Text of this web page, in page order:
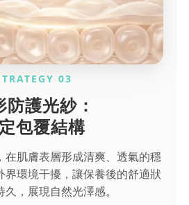
03
防護光紗：
包覆結構
在肌膚表層形成清爽、透氣的穩
界環境干擾，讓保養後的舒適狀
，展現自然光澤感。